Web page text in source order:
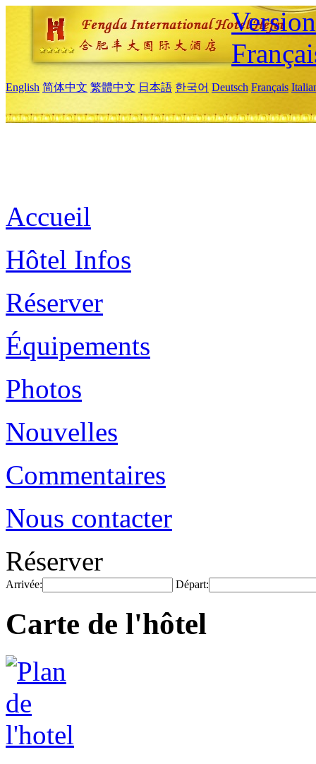
English 简体中文 繁體中文 日本語 한국어 Deutsch Français
Accueil
Hôtel Infos
Réserver
Équipements
Photos
Nouvelles
Commentaires
Nous contacter
Réserver
Arrivée: Départ:
Carte de l'hôtel